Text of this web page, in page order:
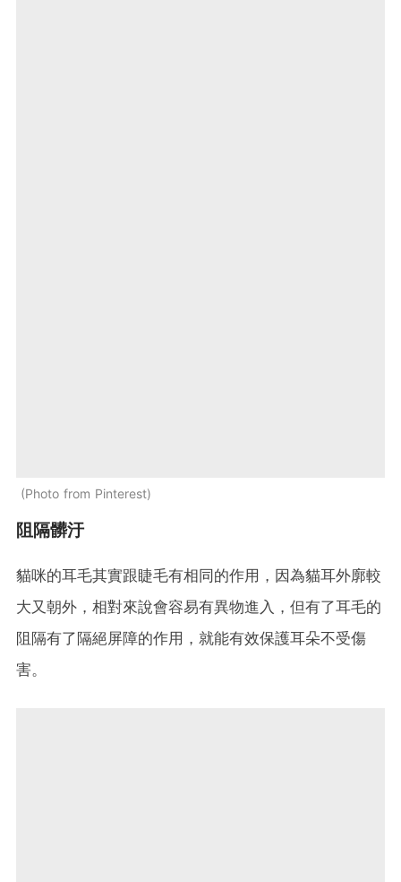
Photo from Pinterest
阻隔髒汙
貓咪的耳毛其實跟睫毛有相同的作用，因為貓耳外廓較
大又朝外，相對來說會容易有異物進入，但有了耳毛的
阻隔有了隔絕屏障的作用，就能有效保護耳朵不受傷
害。